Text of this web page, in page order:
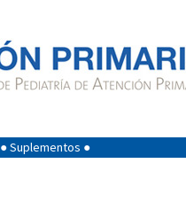
● Suplementos ●